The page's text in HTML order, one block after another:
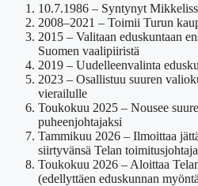
10.7.1986 – Syntynyt
2008–2021 – Toimii Turun
2015 – Valitaan eduskuntaan
Suomen vaalipiiristä
2019 – Uudelleenvalinta
2023 – Osallistuu suuren
vierailulle
Toukokuu 2025 – Nousee
puheenjohtajaksi
Tammikuu 2026 – Ilmoittaa
siirtyvänsä Telan
Toukokuu 2026 – Aloittaa
(edellyttäen eduskunnan